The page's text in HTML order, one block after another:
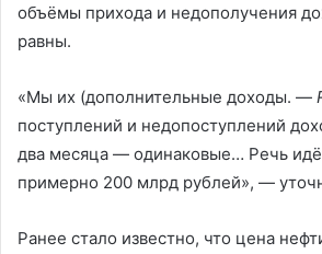
объёмы прихода и недополучения
равны.
«Мы их (дополнительные доходы. —
поступлений и недопоступлений
два месяца — одинаковые… Речь
примерно 200 млрд рублей», —
Ранее стало известно, что цена